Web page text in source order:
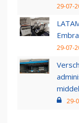
29-07-
29-07-
29-